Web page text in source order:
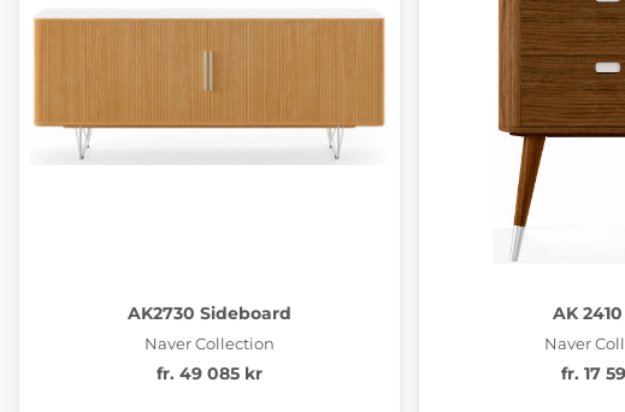
AK2730 Sideboard
Naver Collection
fr. 49 085 kr
AK
Naver
fr. 17